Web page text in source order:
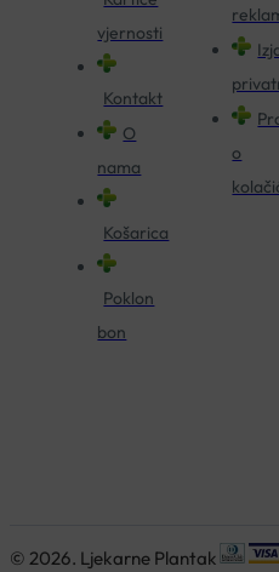
vjernosti
Kontakt
O
nama
Košarica
Poklon
bon
o
© 2026. Ljekarne Plantak